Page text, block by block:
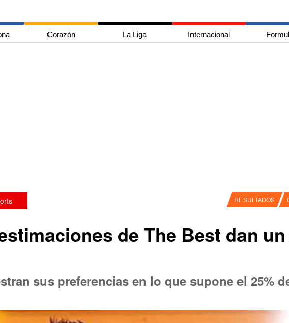
Corazón La Liga Internacional
RESULTADOS
de The Best dan
sus preferencias en lo que supone el 25%